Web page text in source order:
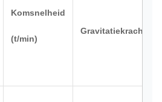
Komsnelheid
(t/min)
Gravitatiekracht